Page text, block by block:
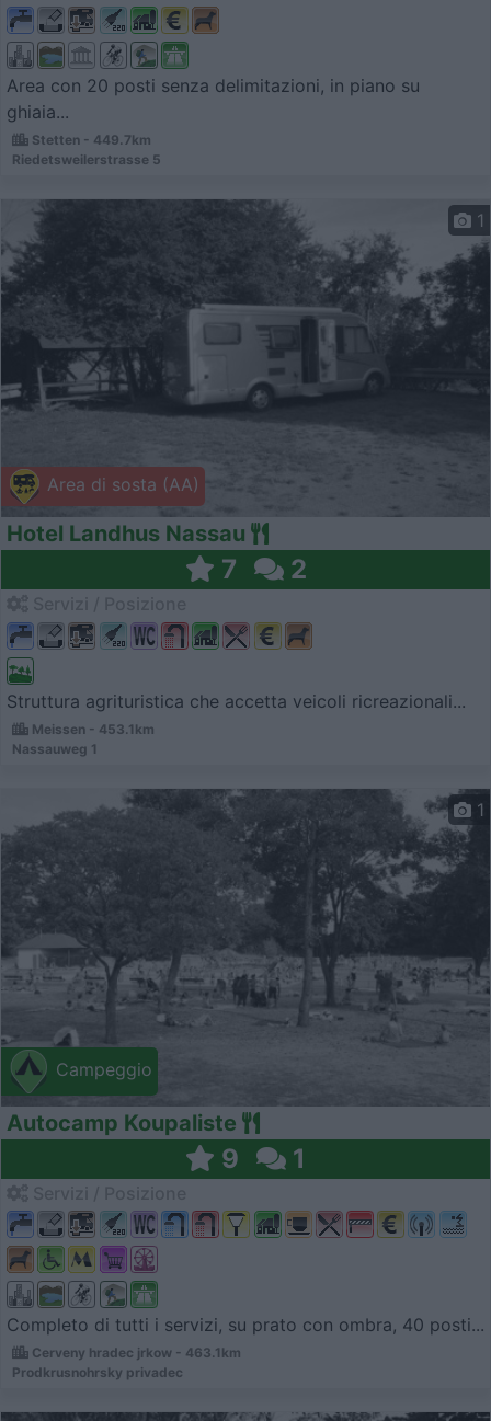
Area con 20 posti senza delimitazioni, in piano su
ghiaia...
Stetten - 449.7km
Riedetsweilerstrasse 5
Area di sosta (AA)
1
Hotel Landhus Nassau
7 2
Struttura agrituristica che accetta veicoli ricreazionali...
Meissen - 453.1km
Nassauweg 1
Campeggio
1
Autocamp Koupaliste
9 1
Completo di tutti i servizi, su prato con ombra, 40 posti...
Cerveny hradec jrkow - 463.1km
Prodkrusnohrsky privadec